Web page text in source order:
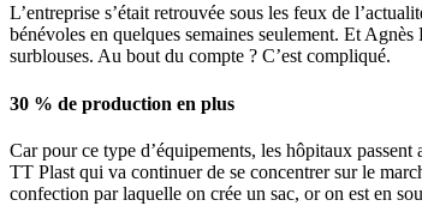
L’entreprise s’était retrouvée sous les feux de
bénévoles en quelques semaines seulement. Et
surblouses. Au bout du compte ? C’est compliqué.
30 % de production en plus
Car pour ce type d’équipements, les hôpitaux
TT Plast qui va continuer de se concentrer sur le
confection par laquelle on crée un sac, or on est en